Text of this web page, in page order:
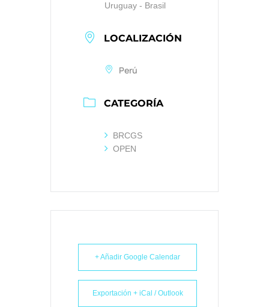
Uruguay - Brasil
LOCALIZACIÓN
Perú
CATEGORÍA
BRCGS
OPEN
+ Añadir Google Calendar
Exportación + iCal / Outlook